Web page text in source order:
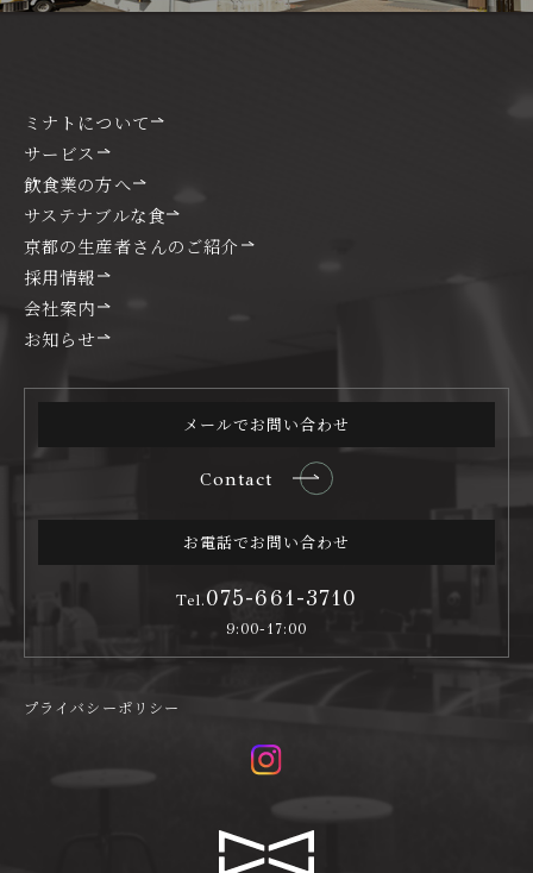
ミナトについて
サービス
飲食業の方へ
サステナブルな食
京都の生産者さんのご紹介
採用情報
会社案内
お知らせ
メールでお問い合わせ
Contact
お電話でお問い合わせ
Tel.075-661-3710
9:00-17:00
プライバシーポリシー